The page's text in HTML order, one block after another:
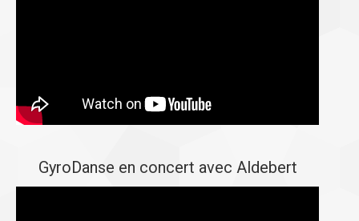
GyroDanse en concert avec Aldebert